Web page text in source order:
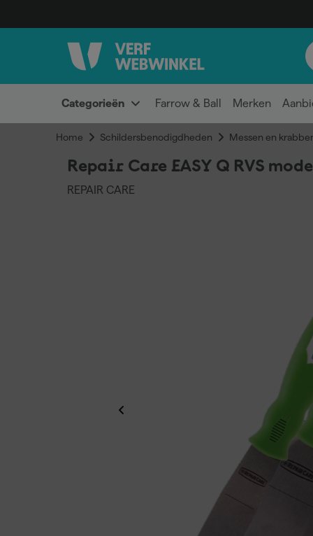
Categorieën Farrow & Ball Merken
Home Schildersbenodigdheden Messen en
Repair Care EASY Q RVS
REPAIR CARE